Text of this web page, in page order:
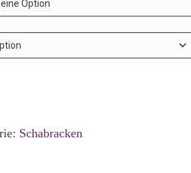
Schabracken